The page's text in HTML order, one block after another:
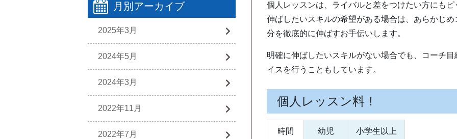
個人レッスンは、ライバルと差をつけたい方にも
伸ばしたいスキルの希望がある場合は、あらかじ
分を徹底的に伸ばすお手伝いします。
明確に伸ばしたいスキルがない場合でも、
コーチ
イスを行うこともしています。
個人レッスン料！
時間 幼児 小学生以上
月別アーカイブ
2025年3月
2024年5月
2024年3月
2022年11月
2022年7月